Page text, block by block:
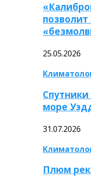
позволит
25.05.2026
море
31.07.2026
Плюм